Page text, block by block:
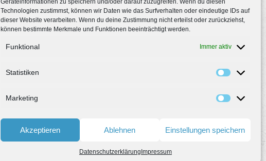
Geräteinformationen zu speichern und/oder darauf zuzugreifen. Wenn du diesen
Technologien zustimmst, können wir Daten wie das Surfverhalten oder eindeutige IDs auf
dieser Website verarbeiten. Wenn du deine Zustimmung nicht erteilst oder zurückziehst,
können bestimmte Merkmale und Funktionen beeinträchtigt werden.
Funktional Immer aktiv
Statistiken
Marketing
Akzeptieren Ablehnen Einstellungen speichern
Datenschutzerklärung Impressum